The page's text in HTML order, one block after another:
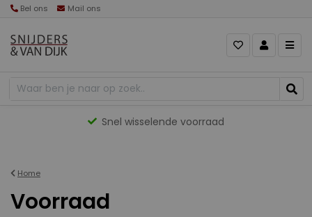
Bel ons Mail ons
Gevarieerd aanbod
Home
Voorraad